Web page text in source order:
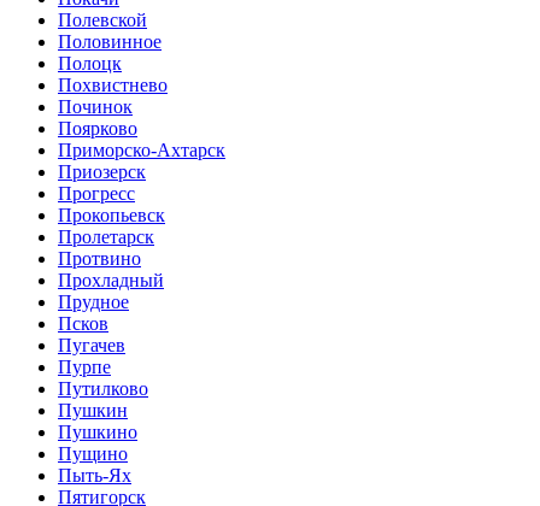
Полевской
Половинное
Полоцк
Похвистнево
Починок
Поярково
Приморско-Ахтарск
Приозерск
Прогресс
Прокопьевск
Пролетарск
Протвино
Прохладный
Прудное
Псков
Пугачев
Пурпе
Путилково
Пушкин
Пушкино
Пущино
Пыть-Ях
Пятигорск